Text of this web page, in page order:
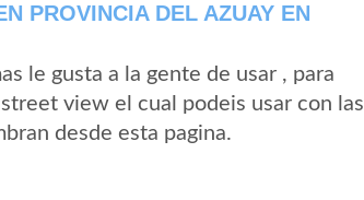
PROVINCIA DEL AZUAY EN
le gusta a la gente de usar , para
view el cual podeis usar con las
desde esta pagina.